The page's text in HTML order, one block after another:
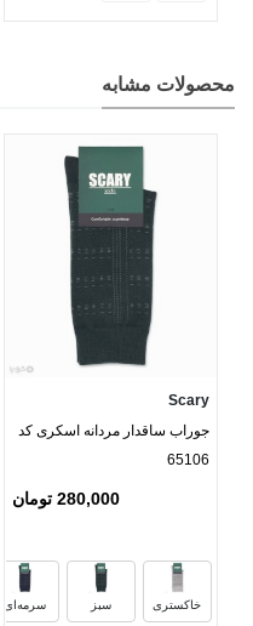
محصولات مشابه
Scary
جوراب ساقدار مردانه اسکری کد
65106
280,000 تومان
خاکستری سبز سرمه‌ای